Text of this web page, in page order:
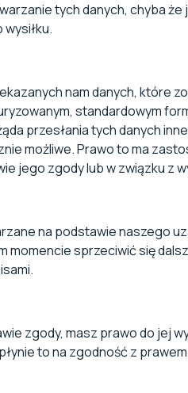
tych danych, chyba
nam danych, które
standardowym
przesłania tych danych
możliwe. Prawo to ma
jego zgody lub w związku z
na podstawie naszego
momencie sprzeciwić się
zgody, masz prawo do jej
to na zgodność z